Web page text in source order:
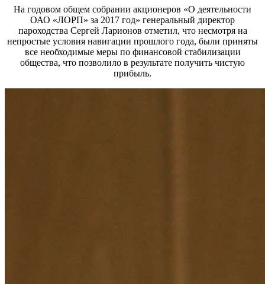
На годовом общем собрании акционеров «О деятельности
ОАО «ЛОРП» за 2017 год» генеральный директор
пароходства Сергей Ларионов отметил, что несмотря на
непростые условия навигации прошлого года, были приняты
все необходимые меры по финансовой стабилизации
общества, что позволило в результате получить чистую
прибыль.